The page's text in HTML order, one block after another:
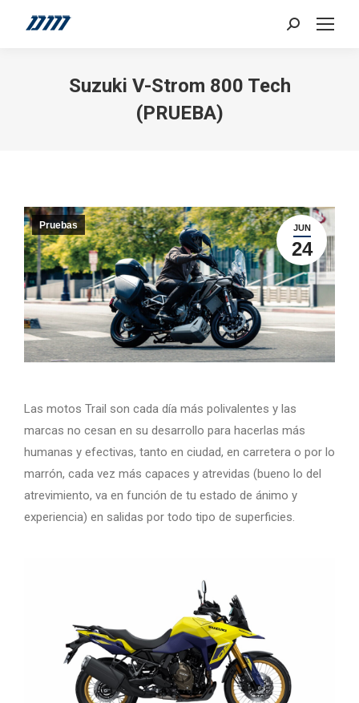
Search:
Suzuki V-Strom 800 Tech
(PRUEBA)
JUN
24
Pruebas
Las motos Trail son cada día más polivalentes y las
marcas no cesan en su desarrollo para hacerlas más
humanas y efectivas, tanto en ciudad, en carretera o por lo
marrón, cada vez más capaces y atrevidas (bueno lo del
atrevimiento, va en función de tu estado de ánimo y
experiencia) en salidas por todo tipo de superficies.